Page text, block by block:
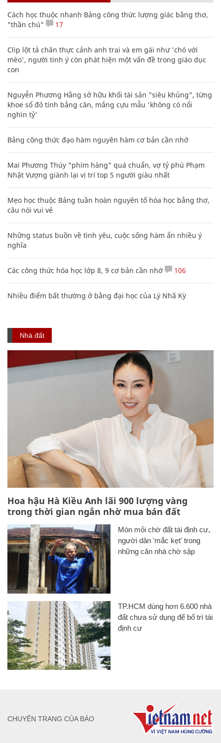
Cách học thuộc nhanh Bảng công thức lượng giác bằng thơ,
"thần chú"
17
Clip lột tả chân thực cảnh anh trai và em gái như 'chó với
mèo', người tinh ý còn phát hiện một vấn đề trong giáo dục
con
Nguyễn Phương Hằng sở hữu khối tài sản "siêu khủng", từng
khoe sổ đỏ tính bằng cân, mắng cựu mẫu 'không có nổi
nghìn tỷ'
Bảng công thức đạo hàm nguyên hàm cơ bản cần nhớ
Mai Phương Thúy "phím hàng" quá chuẩn, vợ tỷ phú Phạm
Nhật Vượng giành lại vị trí top 5 người giàu nhất
Mẹo học thuộc Bảng tuần hoàn nguyên tố hóa học bằng thơ,
câu nói vui vẻ
Những status buồn về tình yêu, cuộc sống hàm ẩn nhiều ý
nghĩa
Các công thức hóa học lớp 8, 9 cơ bản cần nhớ 106
Nhiều điểm bất thường ở bằng đại học của Lý Nhã Kỳ
Nhà đất
Hoa hậu Hà Kiều Anh lãi 900 lượng vàng
trong thời gian ngắn nhờ mua bán đất
Mòn mỏi chờ đất tái định cư,
người dân 'mắc kẹt' trong
những căn nhà chờ sập
TP.HCM dùng hơn 6.600 nhà
đất chưa sử dụng để bố trí tái
định cư
CHUYÊN TRANG CỦA BÁO